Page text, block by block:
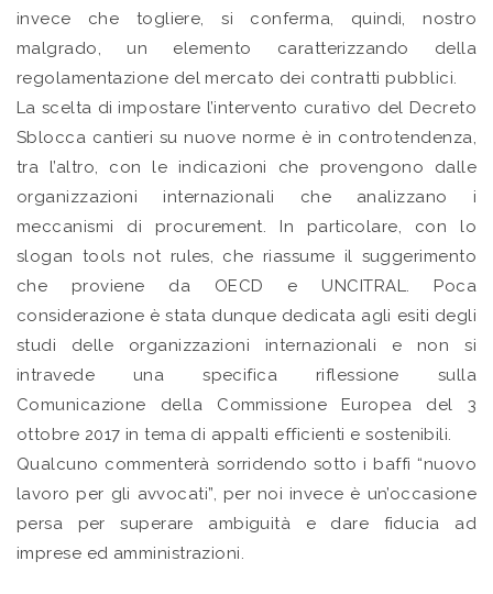
invece che togliere, si conferma, quindi, nostro
malgrado, un elemento caratterizzando della
regolamentazione del mercato dei contratti pubblici.
La scelta di impostare l’intervento curativo del Decreto
Sblocca cantieri su nuove norme è in controtendenza,
tra l’altro, con le indicazioni che provengono dalle
organizzazioni internazionali che analizzano i
meccanismi di procurement. In particolare, con lo
slogan tools not rules, che riassume il suggerimento
che proviene da OECD e UNCITRAL. Poca
considerazione è stata dunque dedicata agli esiti degli
studi delle organizzazioni internazionali e non si
intravede una specifica riflessione sulla
Comunicazione della Commissione Europea del 3
ottobre 2017 in tema di appalti efficienti e sostenibili.
Qualcuno commenterà sorridendo sotto i baffi “nuovo
lavoro per gli avvocati”, per noi invece è un’occasione
persa per superare ambiguità e dare fiducia ad
imprese ed amministrazioni.